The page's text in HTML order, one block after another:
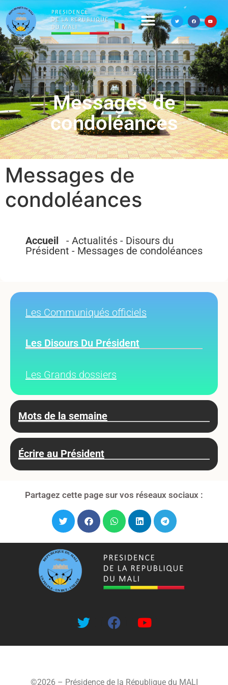
Messages de
condoléances
Messages de
condoléances
Accueil - Actualités - Disours du
Président - Messages de condoléances
Les Communiqués officiels
Les Disours Du Président
Les Grands dossiers
Mots de la semaine
Écrire au Président
Partagez cette page sur vos réseaux sociaux :
©2026 – Présidence de la République du MALI